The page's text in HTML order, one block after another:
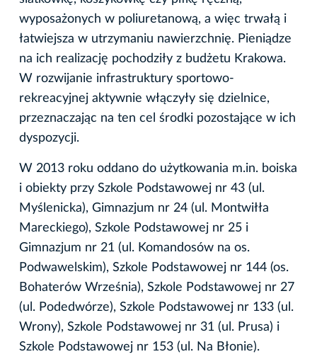
wyposażonych w poliuretanową, a więc trwałą i
łatwiejsza w utrzymaniu nawierzchnię. Pieniądze
na ich realizację pochodziły z budżetu Krakowa.
W rozwijanie infrastruktury sportowo-
rekreacyjnej aktywnie włączyły się dzielnice,
przeznaczając na ten cel środki pozostające w ich
dyspozycji.
W 2013 roku oddano do użytkowania m.in. boiska
i obiekty przy Szkole Podstawowej nr 43 (ul.
Myślenicka), Gimnazjum nr 24 (ul. Montwiłła
Mareckiego), Szkole Podstawowej nr 25 i
Gimnazjum nr 21 (ul. Komandosów na os.
Podwawelskim), Szkole Podstawowej nr 144 (os.
Bohaterów Września), Szkole Podstawowej nr 27
(ul. Podedwórze), Szkole Podstawowej nr 133 (ul.
Wrony), Szkole Podstawowej nr 31 (ul. Prusa) i
Szkole Podstawowej nr 153 (ul. Na Błonie).